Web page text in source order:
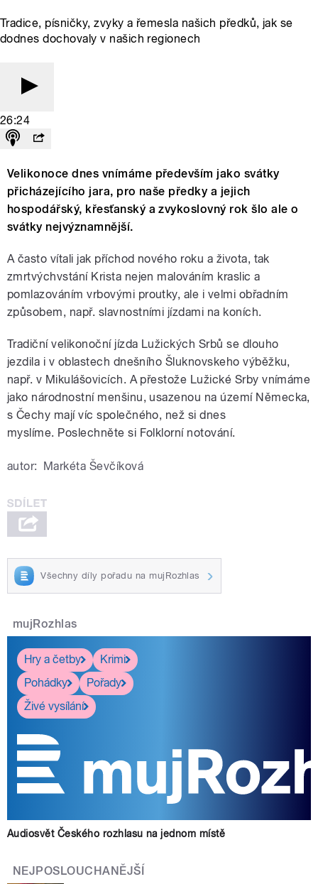
Tradice, písničky, zvyky a řemesla našich předků, jak se
dodnes dochovaly v našich regionech
26:24
Velikonoce dnes vnímáme především jako svátky
přicházejícího jara, pro naše předky a jejich
hospodářský, křesťanský a zvykoslovný rok šlo ale o
svátky nejvýznamnější.
A často vítali jak příchod nového roku a života, tak
zmrtvýchvstání Krista nejen malováním kraslic a
pomlazováním vrbovými proutky, ale i velmi obřadním
způsobem, např. slavnostními jízdami na koních.
Tradiční velikonoční jízda Lužických Srbů se dlouho
jezdila i v oblastech dnešního Šluknovskeho výběžku,
např. v Mikulášovicích. A přestože Lužické Srby vnímáme
jako národnostní menšinu, usazenou na území Německa,
s Čechy mají víc společného, než si dnes
myslíme. Poslechněte si Folklorní notování.
autor: Markéta Ševčíková
Všechny díly pořadu na mujRozhlas
mujRozhlas
Hry a četby
Krimi
Pohádky
Pořady
Živé vysílání
Audiosvět Českého rozhlasu na jednom místě
NEJPOSLOUCHANĚJŠÍ